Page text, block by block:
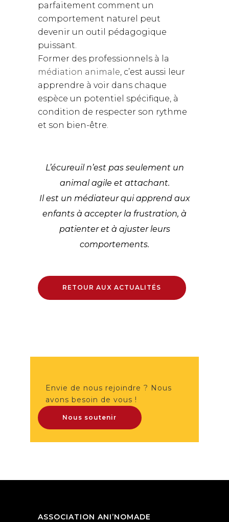
parfaitement comment un
comportement naturel peut
devenir un outil pédagogique
puissant.
Former des professionnels à la
médiation animale, c’est aussi leur
apprendre à voir dans chaque
espèce un potentiel spécifique, à
condition de respecter son rythme
et son bien-être.
L’écureuil n’est pas seulement un
animal agile et attachant.
Il est un médiateur qui apprend aux
enfants à accepter la frustration, à
patienter et à ajuster leurs
comportements.
RETOUR AUX ACTUALITÉS
Envie de nous rejoindre ? Nous
avons besoin de vous !
Nous soutenir
ASSOCIATION ANI’NOMADE